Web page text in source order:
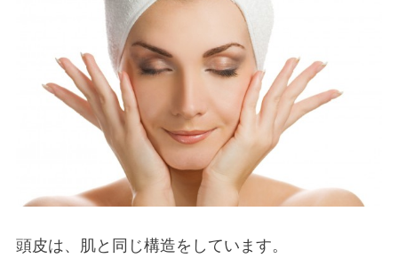
頭皮は、肌と同じ構造をしています。